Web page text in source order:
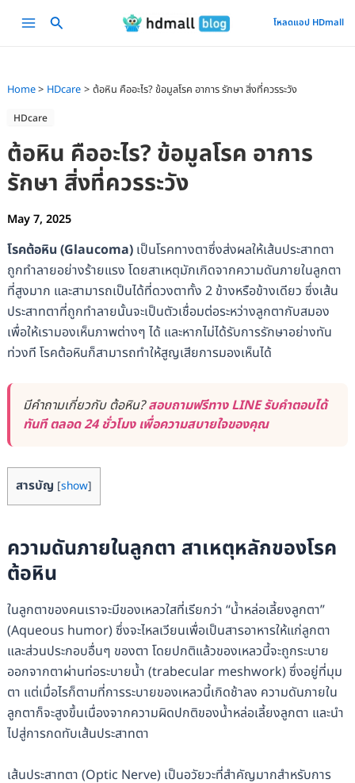
Main
โหลดแอป HDmall
Home HDcare ต้อหิน คืออะไร? ข้อมูลโรค อาการ รักษา สิ่งที่ควรระวัง
HDcare
ต้อหิน คืออะไร? ข้อมูลโรค อาการ
รักษา สิ่งที่ควรระวัง
May 7, 2025
โรคต้อหิน (Glaucoma)เป็นโรคทางตาซึ่งส่งผลให้เส้นประสาทตา
ถูกทำลายอย่างร้ายแรง โดยสาเหตุมักเกิดจากความดันภายในลูกตา
ที่สูงมาก และสามารถเป็นได้ที่ดวงตาทั้ง 2 ข้างหรือข้างเดียว ซึ่งเส้น
ประสาทตาที่ถูกทำลายนั้นจะเป็นตัวเชื่อมต่อระหว่างลูกตากับสมอง
เพื่อให้เรามองเห็นภาพต่างๆ ได้ และหากไม่ได้รับการรักษาอย่างทัน
ท่วงที โรคต้อหินก็สามารถทำให้สูญเสียการมองเห็นได้
มีคำถามเกี่ยวกับ ต้อหิน?สอบถามฟรีทาง LINE รับคำตอบได้
ทันที ตลอด 24 ชั่วโมง เพื่อความสบายใจของคุณ
สารบัญ [show]
ความดันภายในลูกตา สาเหตุหลักของโรค
ต้อหิน
ในลูกตาของคนเราจะมีของเหลวใสที่เรียกว่า “น้ำหล่อเลี้ยงลูกตา”
(Aqueous humor) ซึ่งจะไหลเวียนเพื่อเป็นสารอาหารให้แก่ลูกตา
และส่วนประกอบอื่นๆ ของตา โดยปกติแล้วของเหลวนี้จะถูกระบาย
ออกจากตาผ่านท่อระบายน้ำ (trabecular meshwork) ซึ่งอยู่ที่มุม
ตา แต่เมื่อไรก็ตามที่การระบายของเหลวนี้เกิดช้าลง ความดันภายใน
ลูกตาก็จะสูงขึ้นเนื่องจากความผิดปกติของน้ำหล่อเลี้ยงลูกตา และนำ
ไปสู่การกดทับเส้นประสาทตา
เส้นประสาทตา (Optic Nerve) เป็นอวัยวะที่สำคัญมากสำหรับการ